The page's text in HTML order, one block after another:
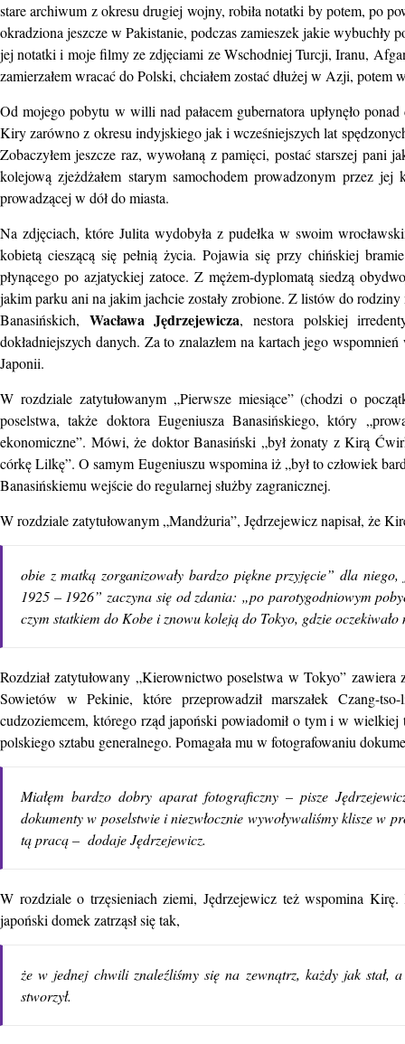
stare archiwum z okresu drugiej wojny, robiła notatki by potem, po
okradziona jeszcze w Pakistanie, podczas zamieszek jakie
jej notatki i moje filmy ze zdjęciami ze Wschodniej Turcji, Iranu,
zamierzałem wracać do Polski, chciałem zostać dłużej w Azji,
Od mojego pobytu w willi nad pałacem gubernatora upłynęło
Kiry zarówno z okresu indyjskiego jak i wcześniejszych lat
Zobaczyłem jeszcze raz, wywołaną z pamięci, postać starszej pani
kolejową zjeżdżałem starym samochodem prowadzonym przez
prowadzącej w dół do miasta.
Na zdjęciach, które Julita wydobyła z pudełka w swoim
kobietą cieszącą się pełnią życia. Pojawia się przy chińskiej
płynącego po azjatyckiej zatoce. Z mężem-dyplomatą siedzą
jakim parku ani na jakim jachcie zostały zrobione. Z listów do
Banasińskich, Wacława Jędrzejewicza, nestora polskiej
dokładniejszych danych. Za to znalazłem na kartach jego
Japonii.
W rozdziale zatytułowanym „Pierwsze miesiące” (chodzi o
poselstwa, także doktora Eugeniusza Banasińskiego, który
ekonomiczne”. Mówi, że doktor Banasiński „był żonaty z Kirą
córkę Lilkę”. O samym Eugeniuszu wspomina iż „był to człowiek
Banasińskiemu wejście do regularnej służby zagranicznej.
W rozdziale zatytułowanym „Mandżuria”, Jędrzejewicz napisał, że
obie z matką zorganizowały bardzo piękne przyjęcie” dla
1925 – 1926” zaczyna się od zdania: „po parotygodniowym
czym statkiem do Kobe i znowu koleją do Tokyo, gdzie
Rozdział zatytułowany „Kierownictwo poselstwa w Tokyo”
Sowietów w Pekinie, które przeprowadził marszałek Czang-
cudzoziemcem, którego rząd japoński powiadomił o tym i w
polskiego sztabu generalnego. Pomagała mu w fotografowaniu
Miałęm bardzo dobry aparat fotograficzny – pisze
dokumenty w poselstwie i niezwłocznie wywoływaliśmy klisze w
tą pracą – dodaje Jędrzejewicz.
W rozdziale o trzęsieniach ziemi, Jędrzejewicz też wspomina
japoński domek zatrząsł się tak,
że w jednej chwili znaleźliśmy się na zewnątrz, każdy jak stał,
stworzył.